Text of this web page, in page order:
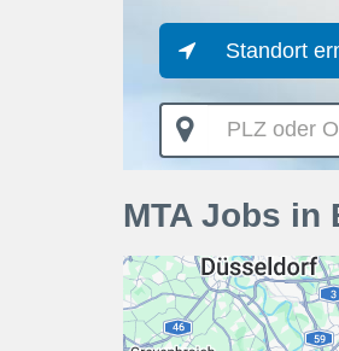
Standort
PLZ
oder
Ort
MTA Jobs in